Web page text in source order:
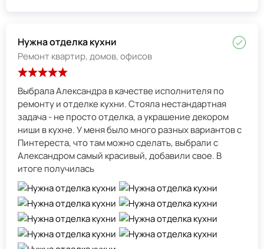
Нужна отделка кухни
Ремонт квартир, домов, офисов
Выбрала Александра в качестве исполнителя по
ремонту и отделке кухни. Стояла нестандартная
задача - не просто отделка, а украшение декором
ниши в кухне. У меня было много разных вариантов с
Пинтереста, что там можно сделать, выбрали с
Александром самый красивый, добавили свое. В
итоге получилась